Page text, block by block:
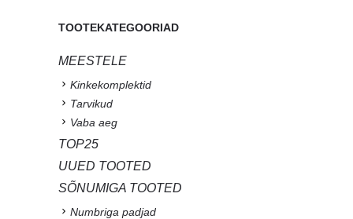
TOOTEKATEGOORIAD
MEESTELE
Kinkekomplektid
Tarvikud
Vaba aeg
TOP25
UUED TOOTED
SÕNUMIGA TOOTED
Numbriga padjad